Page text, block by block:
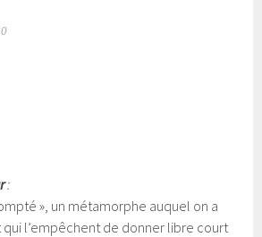
:
», un métamorphe auquel on a
l’empêchent de donner libre court